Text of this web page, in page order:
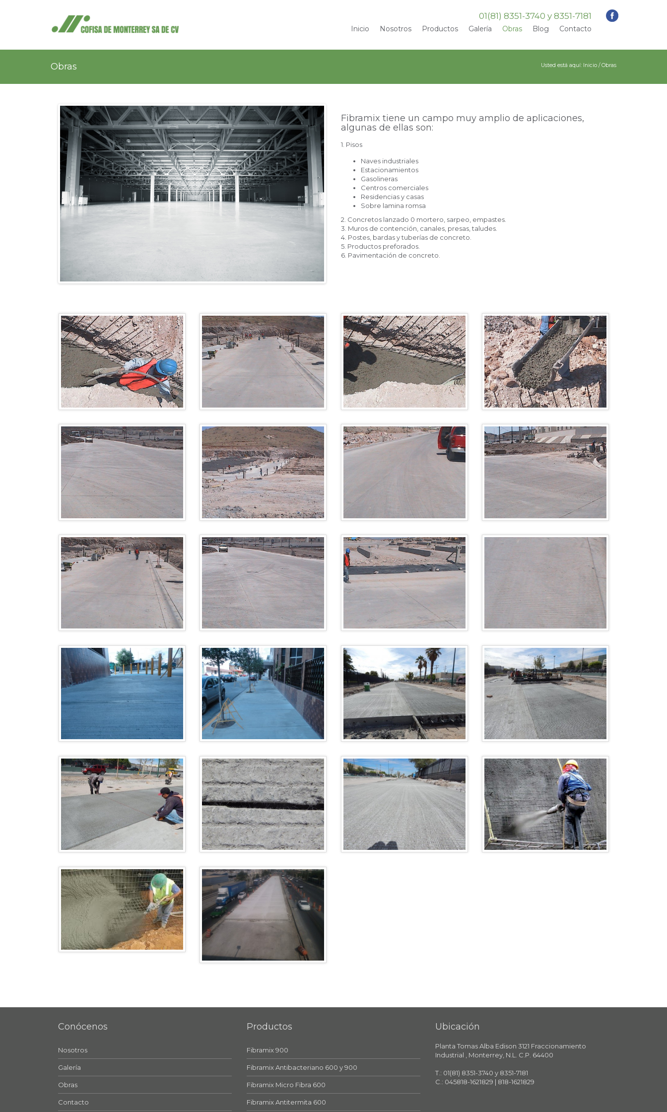
01(81) 8351-3740 y 8351-7181
Inicio Nosotros Productos Galería Obras Blog Contacto
Obras Usted está aquí: Inicio /Obras
Fibramix tiene un campo muy amplio de aplicaciones,
algunas de ellas son:
1. Pisos
Naves industriales
Estacionamientos
Gasolineras
Centros comerciales
Residencias y casas
Sobre lamina romsa
2. Concretos lanzado 0 mortero, sarpeo, empastes.
3. Muros de contención, canales, presas, taludes.
4. Postes, bardas y tuberías de concreto.
5. Productos preforados.
6. Pavimentación de concreto.
Conócenos
Nosotros
Galería
Obras
Contacto
Productos
Fibramix 900
Fibramix Antibacteriano 600 y 900
Fibramix Micro Fibra 600
Fibramix Antitermita 600
Ubicación
Planta Tomas Alba Edison 3121 Fraccionamiento
Industrial , Monterrey, N.L. C.P. 64400
T.: 01(81) 8351-3740 y 8351-7181
C.: 045818-1621829 | 818-1621829